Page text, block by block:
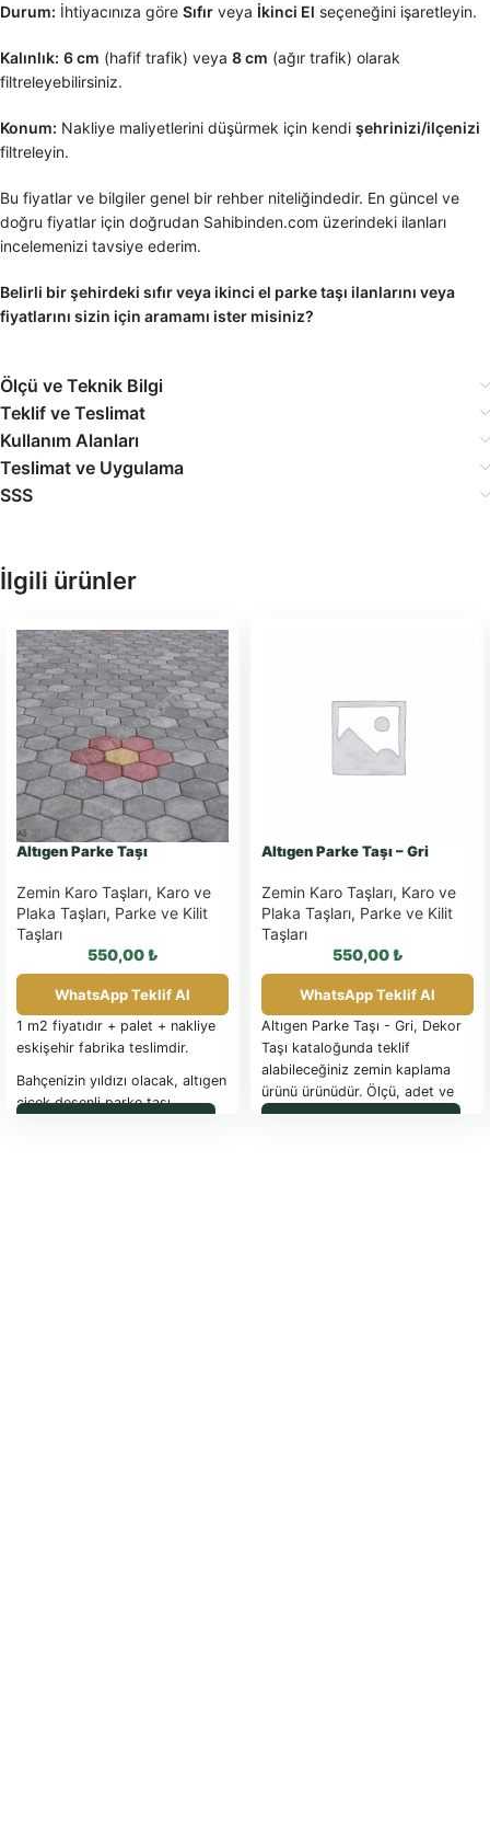
Durum: İhtiyacınıza göre Sıfır veya İkinci El seçeneğini işaretleyin.
Kalınlık: 6 cm (hafif trafik) veya 8 cm (ağır trafik) olarak
filtreleyebilirsiniz.
Konum: Nakliye maliyetlerini düşürmek için kendi şehrinizi/ilçenizi
filtreleyin.
Bu fiyatlar ve bilgiler genel bir rehber niteliğindedir. En güncel ve
doğru fiyatlar için doğrudan Sahibinden.com üzerindeki ilanları
incelemenizi tavsiye ederim.
Belirli bir şehirdeki sıfır veya ikinci el parke taşı ilanlarını veya
fiyatlarını sizin için aramamı ister misiniz?
Ölçü ve Teknik Bilgi
Teklif ve Teslimat
Kullanım Alanları
Teslimat ve Uygulama
SSS
İlgili ürünler
Altıgen Parke Taşı
Zemin Karo Taşları, Karo ve
Plaka Taşları, Parke ve Kilit
Taşları
550,00₺
WhatsApp Teklif Al
1 m2 fiyatıdır + palet + nakliye
eskişehir fabrika teslimdir.
Bahçenizin yıldızı olacak, altıgen
çiçek desenli parke taşı.
Altıgen Parke Taşı – Gri
Zemin Karo Taşları, Karo ve
Plaka Taşları, Parke ve Kilit
Taşları
550,00₺
WhatsApp Teklif Al
Altıgen Parke Taşı - Gri, Dekor
Taşı kataloğunda teklif
alabileceğiniz zemin kaplama
ürünü ürünüdür. Ölçü, adet ve
uygulama detayları için